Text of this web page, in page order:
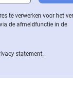
te verwerken voor het
de af­meld­func­tie in de
statement.